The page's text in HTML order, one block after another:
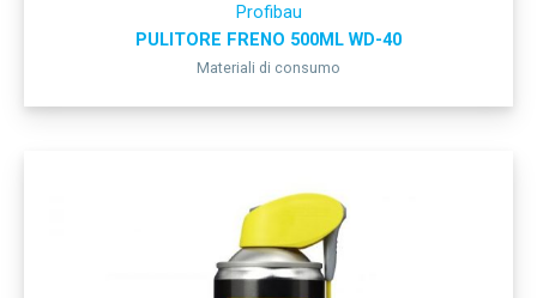
Profibau
PULITORE FRENO 500ML WD-40
Materiali di consumo